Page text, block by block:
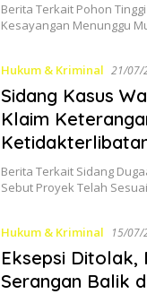
Berita Terkait Pohon
Kesayangan Menunggu
Hukum & Kriminal 21/07/
Sidang Kasus
Klaim
Berita Terkait Sidang
Sebut Proyek Telah
Hukum & Kriminal 15/07/
Eksepsi Ditolak,
Serangan Balik